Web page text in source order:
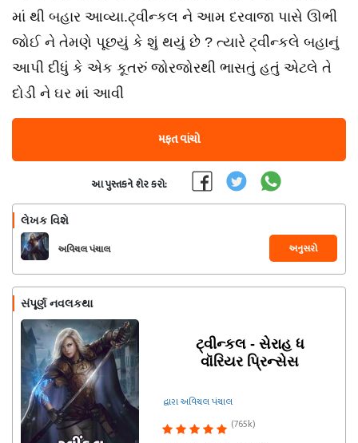
માં થી બહાર આવ્યા.ટ્વીન્કલ ને આમ દરવાજા પાસે ઊભી
જોઈ ને તેમણે પૂછયું કે શું થયું છે ? ત્યારે ટ્વીન્કલે બહાનું
આપી દીધું કે એક કૂતરું જોરજોરથી ભાસતું હતું એટલે તે
દોડી ને ઘર માં આવી
મફત વાંચો
આ પુસ્તકને શેર કરો:
લેખક વિશે
અવિચલ પંચાલ અનુસરો
સંપૂર્ણ નવલકથા
ટ્વીન્કલ - સેરાહ ધ
વૉરિયર પ્રિન્સેસ
દ્વારા અવિચલ પંચાલ
(765k)